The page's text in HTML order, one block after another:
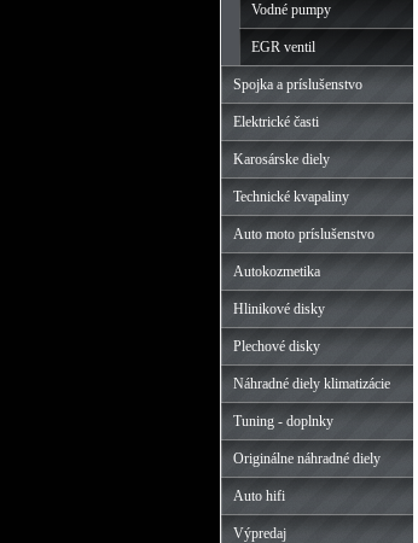
Vodné pumpy
EGR ventil
Spojka a príslušenstvo
Elektrické časti
Karosárske diely
Technické kvapaliny
Auto moto príslušenstvo
Autokozmetika
Hlinikové disky
Plechové disky
Náhradné diely klimatizácie
Tuning - doplnky
Originálne náhradné diely
Auto hifi
Výpredaj